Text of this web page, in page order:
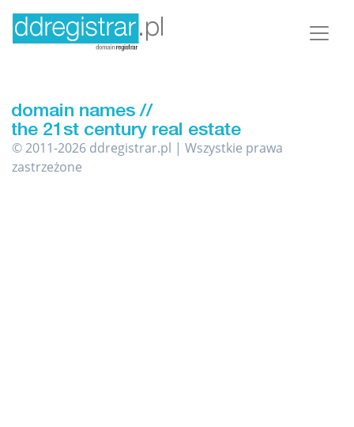
© 2011-2026 ddregistrar.pl | Wszystkie prawa
zastrzeżone